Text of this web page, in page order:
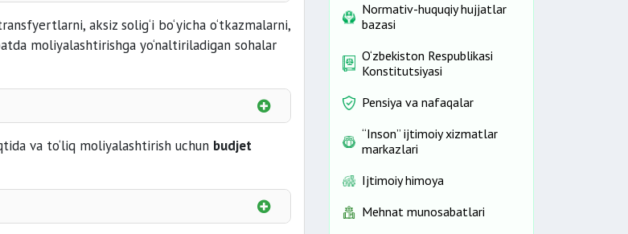
keyingi davrlarga ko‘chirish
aksiz solig‘i bo‘yicha o‘tkazmalarni,
moliyalashtirishga yo‘naltiriladigan sohalar
va to‘liq moliyalashtirish uchun budjet
Normativ-huquqiy hujjatlar
bazasi
O‘zbekiston Respublikasi
Konstitutsiyasi
Pensiya va nafaqalar
“Inson” ijtimoiy xizmatlar
markazlari
Ijtimoiy himoya
Mehnat munosabatlari